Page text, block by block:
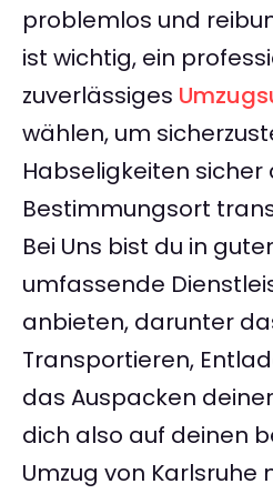
problemlos und
ist wichtig, ein
zuverlässiges
wählen, um
Habseligkeiten sicher
Bestimmungsort
Bei Uns bist du in
umfassende
anbieten, darunter
Transportieren,
das Auspacken
dich also auf deinen
Umzug von Karlsruhe